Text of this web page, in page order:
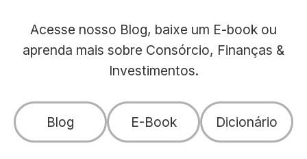
Acesse nosso Blog, baixe um E-book ou
aprenda mais sobre Consórcio, Finanças &
Investimentos.
Blog E-Book Dicionário